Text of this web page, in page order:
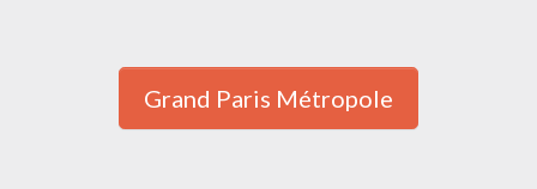
Grand Paris Métropole